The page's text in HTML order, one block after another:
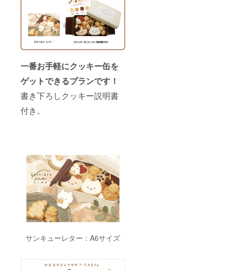
一番お手軽にクッキー缶を
ゲットできるプランです！
書き下ろしクッキー説明書
付き。
サンキューレター：A6サイズ